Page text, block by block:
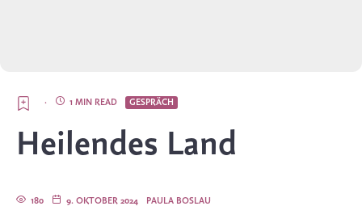
GESPRÄCH
1 MIN READ
·
Heilendes Land
PAULA BOSLAU
9. OKTOBER 2024
180